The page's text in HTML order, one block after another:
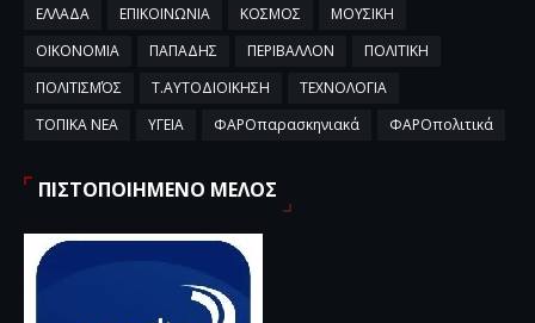
ΕΛΛΑΔΑ
ΕΠΙΚΟΙΝΩΝΙΑ ΚΟΣΜΟΣ
ΜΟΥΣΙΚΗ
ΟΙΚΟΝΟΜΙΑ
ΠΑΠΑΔΗΣ ΠΕΡΙΒΑΛΛΟΝ
ΠΟΛΙΤΙΚΗ
ΠΟΛΙΤΙΣΜΌΣ
Τ.ΑΥΤΟΔΙΟΙΚΗΣΗ
ΤΕΧΝΟΛΟΓΙΑ
ΤΟΠΙΚΑ ΝΕΑ
ΥΓΕΙΑ ΦΑΡΟπαρασκηνιακά ΦΑΡΟπολιτικά
ΠΙΣΤΟΠΟΙΗΜΕΝΟ ΜΕΛΟΣ